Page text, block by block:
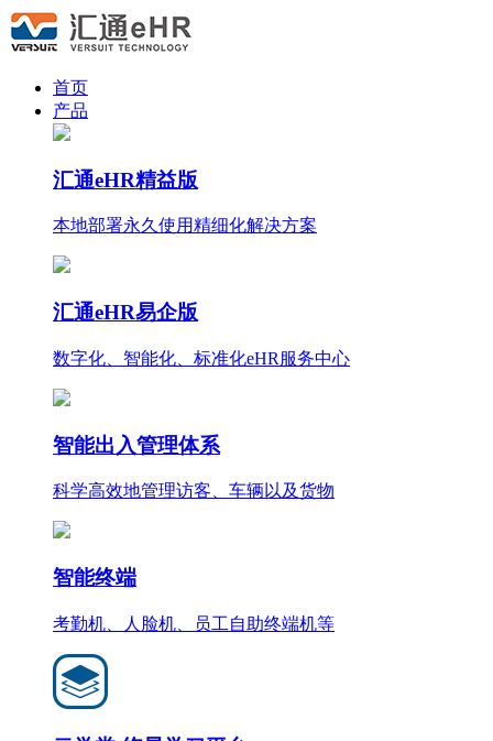
首页
产品
汇通eHR精益版
本地部署永久使用精细化解决方案
汇通eHR易企版
数字化、智能化、标准化eHR服务中心
智能出入管理体系
科学高效地管理访客、车辆以及货物
智能终端
考勤机、人脸机、员工自助终端机等